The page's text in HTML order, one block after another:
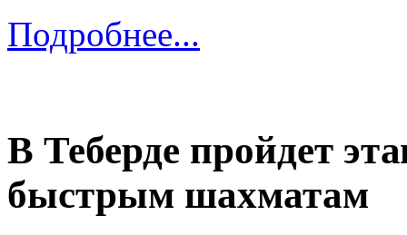
Подробнее...
В Теберде пройдет
быстрым шахматам